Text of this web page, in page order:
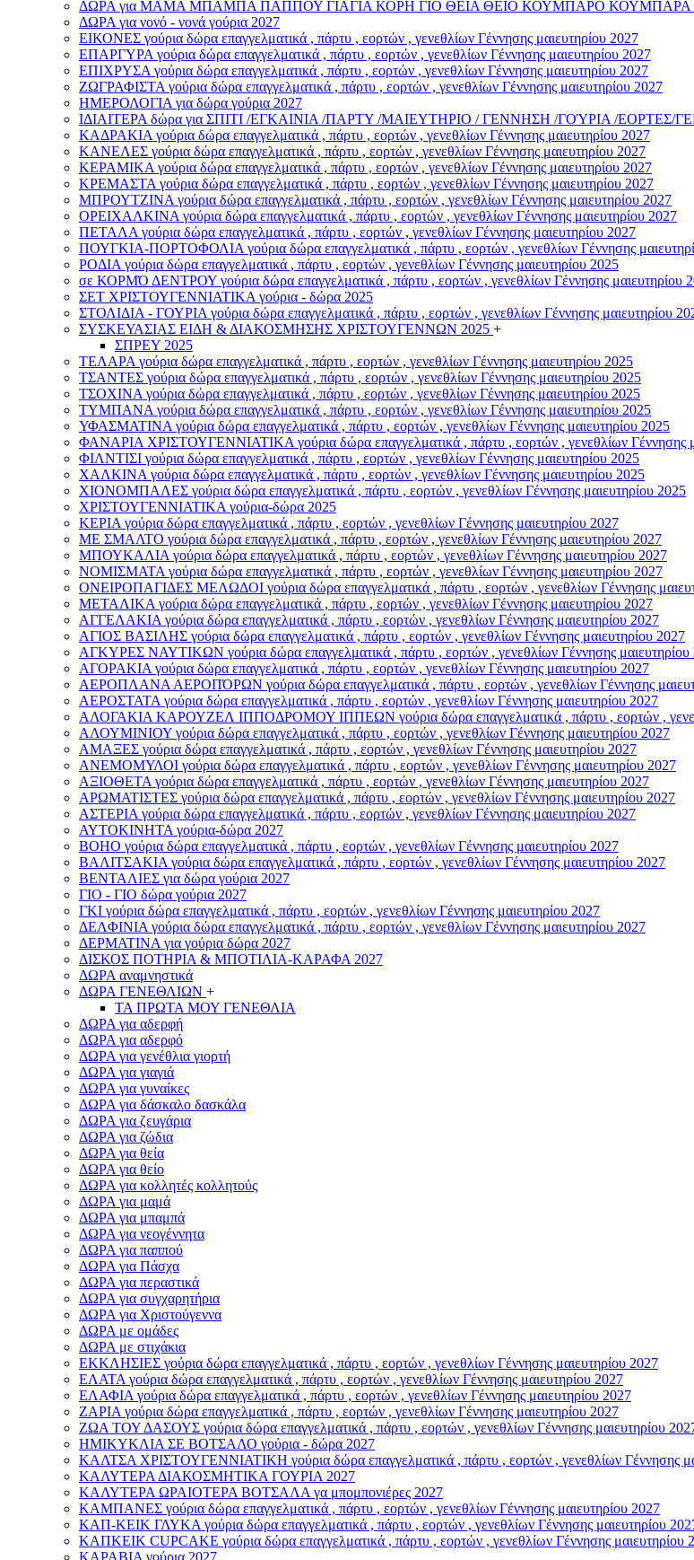
ΔΩΡΑ για ΜΑΜΑ ΜΠΑΜΠΑ ΠΑΠΠΟΥ ΓΙΑΓΙΑ ΚΟΡΗ ΓΙΟ ΘΕΙΑ ΘΕΙΟ ΚΟΥΜΠΑΡΟ ΚΟΥΜΠΑΡΑ
ΔΩΡΑ για νονό - νονά γούρια 2027
ΕΙΚΟΝΕΣ γούρια δώρα επαγγελματικά , πάρτυ , εορτών , γενεθλίων Γέννησης μαιευτηρίου 2027
ΕΠΑΡΓΥΡΑ γούρια δώρα επαγγελματικά , πάρτυ , εορτών , γενεθλίων Γέννησης μαιευτηρίου 2027
ΕΠΙΧΡΥΣΑ γούρια δώρα επαγγελματικά , πάρτυ , εορτών , γενεθλίων Γέννησης μαιευτηρίου 2027
ΖΩΓΡΑΦΙΣΤΑ γούρια δώρα επαγγελματικά , πάρτυ , εορτών , γενεθλίων Γέννησης μαιευτηρίου 2027
ΗΜΕΡΟΛΟΓΙΑ για δώρα γούρια 2027
ΙΔΙΑΙΤΕΡΑ δώρα για ΣΠΙΤΙ /ΕΓΚΑΙΝΙΑ /ΠΑΡΤΥ /ΜΑΙΕΥΤΗΡΙΟ / ΓΕΝΝΗΣΗ /ΓΟΎΡΙΑ /ΕΟΡΤΕΣ/
ΚΑΔΡΑΚΙΑ γούρια δώρα επαγγελματικά , πάρτυ , εορτών , γενεθλίων Γέννησης μαιευτηρίου 2027
ΚΑΝΕΛΕΣ γούρια δώρα επαγγελματικά , πάρτυ , εορτών , γενεθλίων Γέννησης μαιευτηρίου 2027
ΚΕΡΑΜΙΚΑ γούρια δώρα επαγγελματικά , πάρτυ , εορτών , γενεθλίων Γέννησης μαιευτηρίου 2027
ΚΡΕΜΑΣΤΑ γούρια δώρα επαγγελματικά , πάρτυ , εορτών , γενεθλίων Γέννησης μαιευτηρίου 2027
ΜΠΡΟΥΤΖΙΝΑ γούρια δώρα επαγγελματικά , πάρτυ , εορτών , γενεθλίων Γέννησης μαιευτηρίου 2027
ΟΡΕΙΧΑΛΚΙΝΑ γούρια δώρα επαγγελματικά , πάρτυ , εορτών , γενεθλίων Γέννησης μαιευτηρίου 2027
ΠΕΤΑΛΑ γούρια δώρα επαγγελματικά , πάρτυ , εορτών , γενεθλίων Γέννησης μαιευτηρίου 2027
ΠΟΥΓΚΙΑ-ΠΟΡΤΟΦΟΛΙΑ γούρια δώρα επαγγελματικά , πάρτυ , εορτών , γενεθλίων Γέννησης
ΡΟΔΙΑ γούρια δώρα επαγγελματικά , πάρτυ , εορτών , γενεθλίων Γέννησης μαιευτηρίου 2025
σε ΚΟΡΜΌ ΔΕΝΤΡΟΥ γούρια δώρα επαγγελματικά , πάρτυ , εορτών , γενεθλίων Γέννησης μαιευτηρίου
ΣΕΤ ΧΡΙΣΤΟΥΓΕΝΝΙΑΤΙΚΑ γούρια - δώρα 2025
ΣΤΟΛΙΔΙΑ - ΓΟΥΡΙΑ γούρια δώρα επαγγελματικά , πάρτυ , εορτών , γενεθλίων Γέννησης μαιευτηρίου
ΣΥΣΚΕΥΑΣΙΑΣ ΕΙΔΗ & ΔΙΑΚΟΣΜΗΣΗΣ ΧΡΙΣΤΟΥΓΕΝΝΩΝ 2025 +
ΣΠΡΕΥ 2025
ΤΕΛΑΡΑ γούρια δώρα επαγγελματικά , πάρτυ , εορτών , γενεθλίων Γέννησης μαιευτηρίου 2025
ΤΣΑΝΤΕΣ γούρια δώρα επαγγελματικά , πάρτυ , εορτών , γενεθλίων Γέννησης μαιευτηρίου 2025
ΤΣΟΧΙΝΑ γούρια δώρα επαγγελματικά , πάρτυ , εορτών , γενεθλίων Γέννησης μαιευτηρίου 2025
ΤΥΜΠΑΝΑ γούρια δώρα επαγγελματικά , πάρτυ , εορτών , γενεθλίων Γέννησης μαιευτηρίου 2025
ΥΦΑΣΜΑΤΙΝΑ γούρια δώρα επαγγελματικά , πάρτυ , εορτών , γενεθλίων Γέννησης μαιευτηρίου 2025
ΦΑΝΑΡΙΑ ΧΡΙΣΤΟΥΓΕΝΝΙΑΤΙΚΑ γούρια δώρα επαγγελματικά , πάρτυ , εορτών , γενεθλίων Γέννησης
ΦΙΛΝΤΙΣΙ γούρια δώρα επαγγελματικά , πάρτυ , εορτών , γενεθλίων Γέννησης μαιευτηρίου 2025
ΧΑΛΚΙΝΑ γούρια δώρα επαγγελματικά , πάρτυ , εορτών , γενεθλίων Γέννησης μαιευτηρίου 2025
ΧΙΟΝΟΜΠΑΛΕΣ γούρια δώρα επαγγελματικά , πάρτυ , εορτών , γενεθλίων Γέννησης μαιευτηρίου 2025
ΧΡΙΣΤΟΥΓΕΝΝΙΑΤΙΚΑ γούρια-δώρα 2025
ΚΕΡΙΑ γούρια δώρα επαγγελματικά , πάρτυ , εορτών , γενεθλίων Γέννησης μαιευτηρίου 2027
ΜΕ ΣΜΑΛΤΟ γούρια δώρα επαγγελματικά , πάρτυ , εορτών , γενεθλίων Γέννησης μαιευτηρίου 2027
ΜΠΟΥΚΑΛΙΑ γούρια δώρα επαγγελματικά , πάρτυ , εορτών , γενεθλίων Γέννησης μαιευτηρίου 2027
ΝΟΜΙΣΜΑΤΑ γούρια δώρα επαγγελματικά , πάρτυ , εορτών , γενεθλίων Γέννησης μαιευτηρίου 2027
ΟΝΕΙΡΟΠΑΓΙΔΕΣ ΜΕΛΩΔΟΙ γούρια δώρα επαγγελματικά , πάρτυ , εορτών , γενεθλίων Γέννησης
ΜΕΤΑΛΙΚΑ γούρια δώρα επαγγελματικά , πάρτυ , εορτών , γενεθλίων Γέννησης μαιευτηρίου 2027
ΑΓΓΕΛΑΚΙΑ γούρια δώρα επαγγελματικά , πάρτυ , εορτών , γενεθλίων Γέννησης μαιευτηρίου 2027
ΑΓΙΟΣ ΒΑΣΙΛΗΣ γούρια δώρα επαγγελματικά , πάρτυ , εορτών , γενεθλίων Γέννησης μαιευτηρίου 2027
ΑΓΚΥΡΕΣ ΝΑΥΤΙΚΩΝ γούρια δώρα επαγγελματικά , πάρτυ , εορτών , γενεθλίων Γέννησης μαιευτηρίου
ΑΓΟΡΑΚΙΑ γούρια δώρα επαγγελματικά , πάρτυ , εορτών , γενεθλίων Γέννησης μαιευτηρίου 2027
ΑΕΡΟΠΛΑΝΑ ΑΕΡΟΠΌΡΩΝ γούρια δώρα επαγγελματικά , πάρτυ , εορτών , γενεθλίων Γέννησης
ΑΕΡΟΣΤΑΤΑ γούρια δώρα επαγγελματικά , πάρτυ , εορτών , γενεθλίων Γέννησης μαιευτηρίου 2027
ΑΛΟΓΑΚΙΑ ΚΑΡΟΥΖΕΛ ΙΠΠΟΔΡΟΜΟΥ ΙΠΠΕΩΝ γούρια δώρα επαγγελματικά , πάρτυ , εορτών ,
ΑΛΟΥΜΙΝΙΟΥ γούρια δώρα επαγγελματικά , πάρτυ , εορτών , γενεθλίων Γέννησης μαιευτηρίου 2027
ΑΜΑΞΕΣ γούρια δώρα επαγγελματικά , πάρτυ , εορτών , γενεθλίων Γέννησης μαιευτηρίου 2027
ΑΝΕΜΟΜΥΛΟI γούρια δώρα επαγγελματικά , πάρτυ , εορτών , γενεθλίων Γέννησης μαιευτηρίου 2027
ΑΞΙΟΘΕΤΑ γούρια δώρα επαγγελματικά , πάρτυ , εορτών , γενεθλίων Γέννησης μαιευτηρίου 2027
ΑΡΩΜΑΤΙΣΤΕΣ γούρια δώρα επαγγελματικά , πάρτυ , εορτών , γενεθλίων Γέννησης μαιευτηρίου 2027
ΑΣΤΕΡIA γούρια δώρα επαγγελματικά , πάρτυ , εορτών , γενεθλίων Γέννησης μαιευτηρίου 2027
ΑΥΤΟΚΙΝΗΤΑ γούρια-δώρα 2027
ΒOHO γούρια δώρα επαγγελματικά , πάρτυ , εορτών , γενεθλίων Γέννησης μαιευτηρίου 2027
ΒΑΛΙΤΣΑΚΙΑ γούρια δώρα επαγγελματικά , πάρτυ , εορτών , γενεθλίων Γέννησης μαιευτηρίου 2027
ΒΕΝΤΑΛΙΕΣ για δώρα γούρια 2027
ΓΙΟ - ΓΙΟ δώρα γούρια 2027
ΓΚΙ γούρια δώρα επαγγελματικά , πάρτυ , εορτών , γενεθλίων Γέννησης μαιευτηρίου 2027
ΔΕΛΦΙΝΙΑ γούρια δώρα επαγγελματικά , πάρτυ , εορτών , γενεθλίων Γέννησης μαιευτηρίου 2027
ΔΕΡΜΑΤΙΝΑ για γούρια δώρα 2027
ΔΙΣΚΟΣ ΠΟΤΗΡΙΑ & ΜΠΟΤΙΛΙΑ-ΚΑΡΑΦΑ 2027
ΔΩΡΑ αναμνηστικά
ΔΩΡΑ ΓΕΝΕΘΛΙΩΝ +
ΤΑ ΠΡΩΤΑ ΜΟΥ ΓΕΝΕΘΛΙΑ
ΔΩΡΑ για αδερφή
ΔΩΡΑ για αδερφό
ΔΩΡΑ για γενέθλια γιορτή
ΔΩΡΑ για γιαγιά
ΔΩΡΑ για γυναίκες
ΔΩΡΑ για δάσκαλο δασκάλα
ΔΩΡΑ για ζευγάρια
ΔΩΡΑ για ζώδια
ΔΩΡΑ για θεία
ΔΩΡΑ για θείο
ΔΩΡΑ για κολλητές κολλητούς
ΔΩΡΑ για μαμά
ΔΩΡΑ για μπαμπά
ΔΩΡΑ για νεογέννητα
ΔΩΡΑ για παππού
ΔΩΡΑ για Πάσχα
ΔΩΡΑ για περαστικά
ΔΩΡΑ για συγχαρητήρια
ΔΩΡΑ για Χριστούγεννα
ΔΩΡΑ με ομάδες
ΔΩΡΑ με στιχάκια
ΕΚΚΛΗΣΙΕΣ γούρια δώρα επαγγελματικά , πάρτυ , εορτών , γενεθλίων Γέννησης μαιευτηρίου 2027
ΕΛΑΤΑ γούρια δώρα επαγγελματικά , πάρτυ , εορτών , γενεθλίων Γέννησης μαιευτηρίου 2027
ΕΛΑΦΙΑ γούρια δώρα επαγγελματικά , πάρτυ , εορτών , γενεθλίων Γέννησης μαιευτηρίου 2027
ΖΑΡΙΑ γούρια δώρα επαγγελματικά , πάρτυ , εορτών , γενεθλίων Γέννησης μαιευτηρίου 2027
ΖΩΑ ΤΟΥ ΔΑΣΟΥΣ γούρια δώρα επαγγελματικά , πάρτυ , εορτών , γενεθλίων Γέννησης μαιευτηρίου
ΗΜΙΚΥΚΛΙΑ ΣΕ ΒΟΤΣΑΛΟ γούρια - δώρα 2027
ΚΑΛΤΣΑ ΧΡΙΣΤΟΥΓΕΝΝΙΑΤΙΚΗ γούρια δώρα επαγγελματικά , πάρτυ , εορτών , γενεθλίων Γέννησης
ΚΑΛΥΤΕΡΑ ΔΙΑΚΟΣΜΗΤΙΚΑ ΓΟΥΡΙΑ 2027
ΚΑΛΥΤΕΡΑ ΩΡΑΙΟΤΕΡΑ ΒΟΤΣΑΛΑ γα μπομπονιέρες 2027
ΚΑΜΠΑΝΕΣ γούρια δώρα επαγγελματικά , πάρτυ , εορτών , γενεθλίων Γέννησης μαιευτηρίου 2027
ΚΑΠ-ΚΕΙΚ ΓΛΥΚΑ γούρια δώρα επαγγελματικά , πάρτυ , εορτών , γενεθλίων Γέννησης μαιευτηρίου
ΚΑΠΚΕΙΚ CUPCAKE γούρια δώρα επαγγελματικά , πάρτυ , εορτών , γενεθλίων Γέννησης μαιευτηρίου
ΚΑΡΑΒΙΑ γούρια 2027